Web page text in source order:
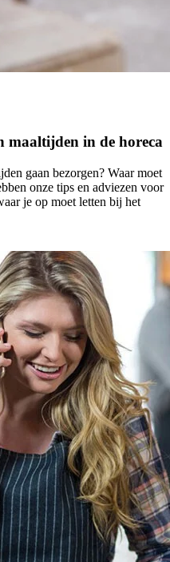
maaltijden in de horeca
gaan bezorgen? Waar moet
onze tips en adviezen voor
je op moet letten bij het